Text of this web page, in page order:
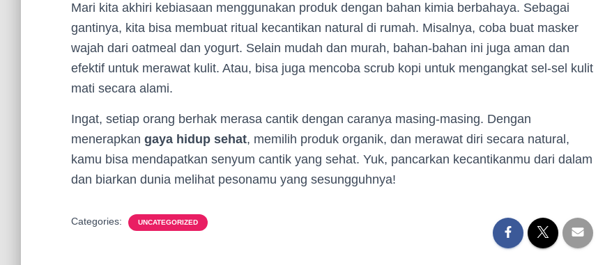
Mari kita akhiri kebiasaan menggunakan produk dengan bahan kimia berbahaya. Sebagai
gantinya, kita bisa membuat ritual kecantikan natural di rumah. Misalnya, coba buat masker
wajah dari oatmeal dan yogurt. Selain mudah dan murah, bahan-bahan ini juga aman dan
efektif untuk merawat kulit. Atau, bisa juga mencoba scrub kopi untuk mengangkat sel-sel kulit
mati secara alami.
Ingat, setiap orang berhak merasa cantik dengan caranya masing-masing. Dengan
menerapkan gaya hidup sehat, memilih produk organik, dan merawat diri secara natural,
kamu bisa mendapatkan senyum cantik yang sehat. Yuk, pancarkan kecantikanmu dari dalam
dan biarkan dunia melihat pesonamu yang sesungguhnya!
Categories: UNCATEGORIZED